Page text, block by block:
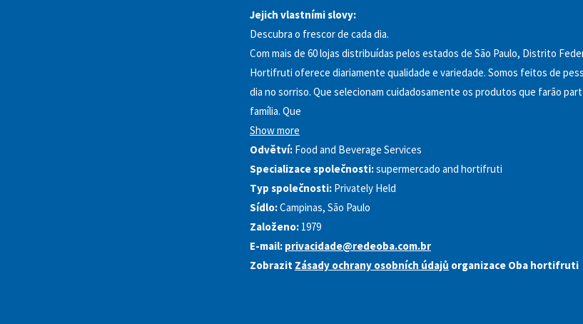
Jejich vlastními slovy:
Descubra o frescor de cada dia.
Com mais de 60 lojas distribuídas pelos estados de São Paulo, Distrito
Hortifruti oferece diariamente qualidade e variedade. Somos feitos de
dia no sorriso. Que selecionam cuidadosamente os produtos que farão
família. Que
Show more
Odvětví: Food and Beverage Services
Specializace společnosti:supermercado and hortifruti
Typ společnosti: Privately Held
Sídlo:Campinas, São Paulo
Založeno: 1979
E-mail: privacidade@redeoba.com.br
Zobrazit Zásady ochrany osobních údajů organizace Oba hortifruti